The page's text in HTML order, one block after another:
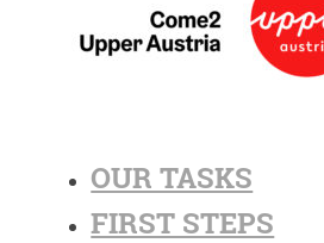
OUR TASKS
FIRST STEPS